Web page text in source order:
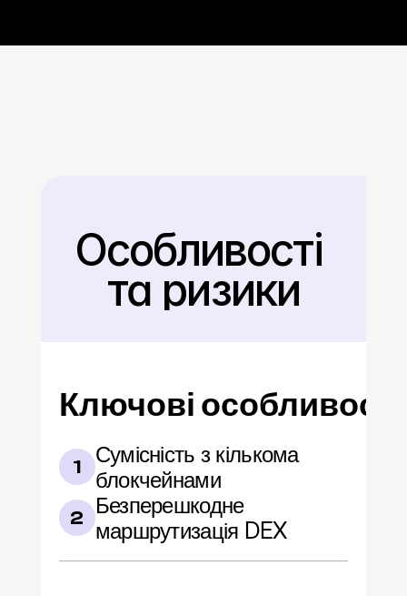
Назад
Особливості
та ризики
Ключові особливості
1
Сумісність з кількома
блокчейнами
2
Безперешкодне
маршрутизація DEX